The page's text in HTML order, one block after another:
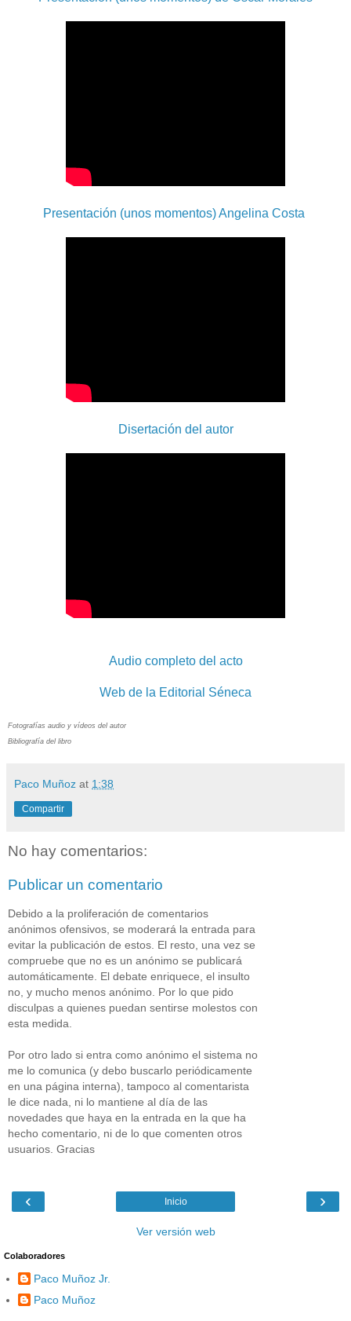
Presentación (unos momentos) Angelina Costa
Disertación del autor
Audio completo del acto
Web de la Editorial Séneca
Fotografías audio y vídeos del autor
Bibliografía del libro
Paco Muñoz at 1:38
Compartir
No hay comentarios:
Publicar un comentario
Debido a la proliferación de comentarios
anónimos ofensivos, se moderará la entrada para
evitar la publicación de estos. El resto, una vez se
compruebe que no es un anónimo se publicará
automáticamente. El debate enriquece, el insulto
no, y mucho menos anónimo. Por lo que pido
disculpas a quienes puedan sentirse molestos con
esta medida.
Por otro lado si entra como anónimo el sistema no
me lo comunica (y debo buscarlo periódicamente
en una página interna), tampoco al comentarista
le dice nada, ni lo mantiene al día de las
novedades que haya en la entrada en la que ha
hecho comentario, ni de lo que comenten otros
usuarios. Gracias
‹ ›
Inicio
Ver versión web
Colaboradores
Paco Muñoz Jr.
Paco Muñoz